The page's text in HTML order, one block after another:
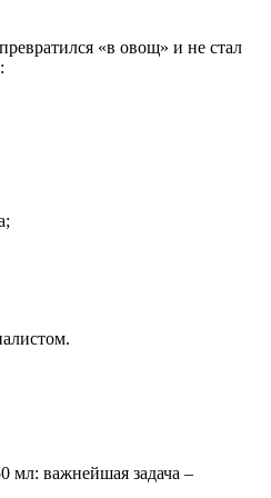
«в овощ» и не стал
мл: важнейшая задача –